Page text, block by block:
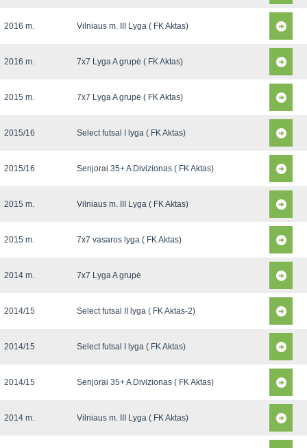
2016 m. Vilniaus m. III Lyga ( FK Aktas)
2016 m. 7x7 Lyga A grupė ( FK Aktas)
2015 m. 7x7 Lyga A grupė ( FK Aktas)
2015/16 Select futsal I lyga ( FK Aktas)
2015/16 Senjorai 35+ A Divizionas ( FK Aktas)
2015 m. Vilniaus m. III Lyga ( FK Aktas)
2015 m. 7x7 vasaros lyga ( FK Aktas)
2014 m. 7x7 Lyga A grupė
2014/15 Select futsal II lyga ( FK Aktas-2)
2014/15 Select futsal I lyga ( FK Aktas)
2014/15 Senjorai 35+ A Divizionas ( FK Aktas)
2014 m. Vilniaus m. III Lyga ( FK Aktas)